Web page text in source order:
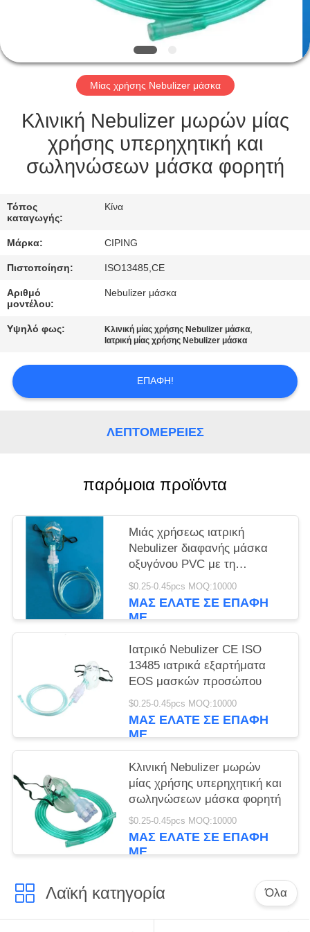
ΈΛΕΓΧΟΣ
ΜΑΣ
ΕΛΆΤΕ
ΕΠΑΦΉ
ΖΗΤΉΣΤΕ
ΈΝΑ
ΑΠΌΣΠΑΣΜΑ
SITEMAP
POLICY
Μίας χρήσης Nebulizer μάσκα
Κλινική Nebulizer μωρών μίας
χρήσης υπερηχητική και
σωληνώσεων μάσκα φορητή
Τόπος
καταγωγής:
Κίνα
Μάρκα: CIPING
Πιστοποίηση: ISO13485,CE
Αριθμό
μοντέλου:
Nebulizer μάσκα
Υψηλό φως: Κλινική μίας χρήσης Nebulizer μάσκα,
Ιατρική μίας χρήσης Nebulizer μάσκα
ΕΠΑΦΉ!
ΛΕΠΤΟΜΈΡΕΙΕΣ
παρόμοια προϊόντα
Μιάς χρήσεως ιατρική
Nebulizer διαφανής μάσκα
οξυγόνου PVC με τη
σωλήνωση
$0.25-0.45pcs MOQ:10000
ΜΑΣ ΕΛΆΤΕ ΣΕ ΕΠΑΦΉ
ΜΕ
Ιατρικό Nebulizer CE ISO
13485 ιατρικά εξαρτήματα
EOS μασκών προσώπου
$0.25-0.45pcs MOQ:10000
ΜΑΣ ΕΛΆΤΕ ΣΕ ΕΠΑΦΉ
ΜΕ
Κλινική Nebulizer μωρών
μίας χρήσης υπερηχητική και
σωληνώσεων μάσκα φορητή
$0.25-0.45pcs MOQ:10000
ΜΑΣ ΕΛΆΤΕ ΣΕ ΕΠΑΦΉ
ΜΕ
Λαϊκή κατηγορία Όλα